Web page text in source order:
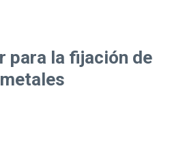
para la fijación de
metales